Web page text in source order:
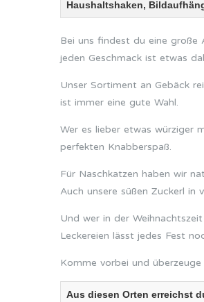
Haushaltshaken,
Bei uns findest du eine große
jeden Geschmack ist etwas
Unser Sortiment an Gebäck
ist immer eine gute Wahl.
Wer es lieber etwas würziger
perfekten Knabberspaß.
Für Naschkatzen haben wir
Auch unsere süßen Zuckerl in
Und wer in der
Leckereien lässt jedes Fest
Komme vorbei und
Aus diesen Orten erreichst